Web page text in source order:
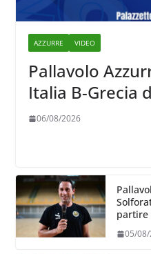
AZZURRE VIDEO
Pallavolo
Italia B-Grecia
06/08/2026
partire
05/